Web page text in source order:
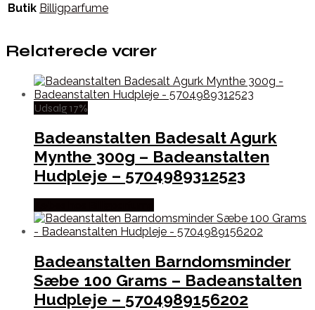
Butik Billigparfume
Relaterede varer
Udsalg 17%
Badeanstalten Badesalt Agurk
Mynthe 300g – Badeanstalten
Hudpleje – 5704989312523
Badeanstalten Barndomsminder
Sæbe 100 Grams – Badeanstalten
Hudpleje – 5704989156202